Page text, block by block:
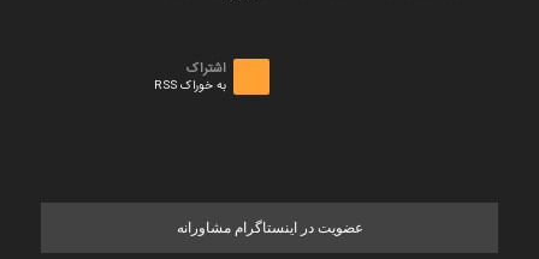
اشتراک
به خوراک RSS
عضویت در اینستاگرام مشاورانه